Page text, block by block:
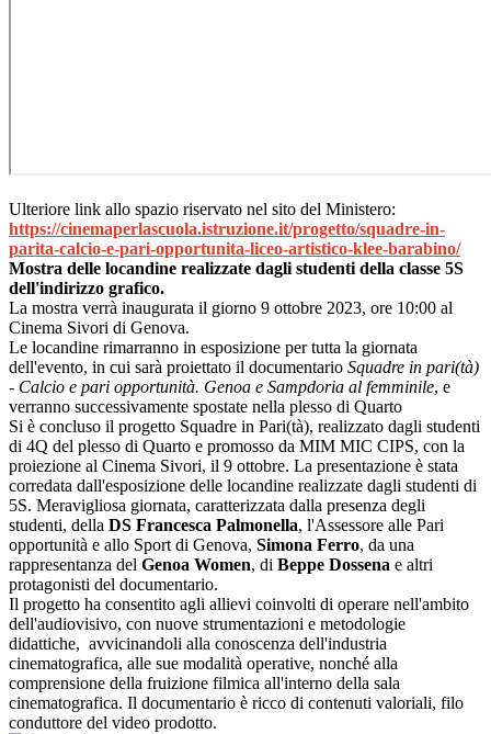
Ulteriore link allo spazio riservato nel sito del Ministero:
https://cinemaperlascuola.istruzione.it/progetto/squadre-in-
parita-calcio-e-pari-opportunita-liceo-artistico-klee-barabino/
Mostra delle locandine realizzate dagli studenti della classe 5S
dell'indirizzo grafico.
La mostra verrà inaugurata il giorno 9 ottobre 2023, ore 10:00 al
Cinema Sivori di Genova.
Le locandine rimarranno in esposizione per tutta la giornata
dell'evento, in cui sarà proiettato il documentario Squadre in pari(tà)
- Calcio e pari opportunità. Genoa e Sampdoria al femminile, e
verranno successivamente spostate nella plesso di Quarto
Si è concluso il progetto Squadre in Pari(tà), realizzato dagli studenti
di 4Q del plesso di Quarto e promosso da MIM MIC CIPS, con la
proiezione al Cinema Sivori, il 9 ottobre. La presentazione è stata
corredata dall'esposizione delle locandine realizzate dagli studenti di
5S. Meravigliosa giornata, caratterizzata dalla presenza degli
studenti, della DS Francesca Palmonella, l'Assessore alle Pari
opportunità e allo Sport di Genova, Simona Ferro, da una
rappresentanza del Genoa Women, di Beppe Dossena e altri
protagonisti del documentario.
Il progetto ha consentito agli allievi coinvolti di operare nell'ambito
dell'audiovisivo, con nuove strumentazioni e metodologie
didattiche, avvicinandoli alla conoscenza dell'industria
cinematografica, alle sue modalità operative, nonché alla
comprensione della fruizione filmica all'interno della sala
cinematografica. Il documentario è ricco di contenuti valoriali, filo
conduttore del video prodotto.